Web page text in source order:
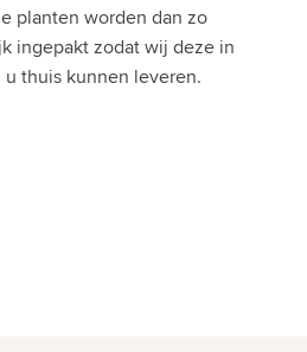
planten worden dan zo
ingepakt zodat wij deze in
thuis kunnen leveren.